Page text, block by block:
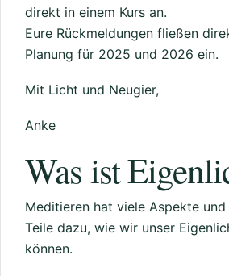
direkt in einem Kurs an.
Eure Rückmeldungen fließen
Planung für 2025 und 2026 ein.
Mit Licht und Neugier,
Anke
Was ist
Meditieren hat viele Aspekte und
Teile dazu, wie wir unser
können.